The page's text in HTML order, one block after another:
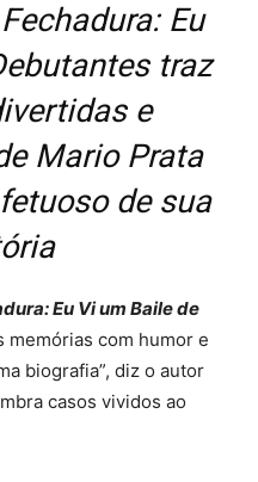
Eu
traz
e
Mario Prata
de sua
Eu Vi um Baile de
memórias com humor e
biografia”, diz o autor
casos vividos ao